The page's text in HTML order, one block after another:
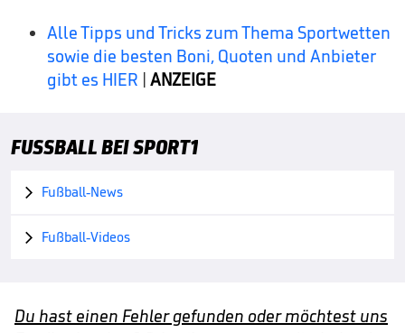
Alle Tipps und Tricks zum Thema Sportwetten
sowie die besten Boni, Quoten und Anbieter
gibt es HIER | ANZEIGE
FUSSBALL BEI SPORT1
 Fußball-News
 Fußball-Videos
Du hast einen Fehler gefunden oder möchtest uns